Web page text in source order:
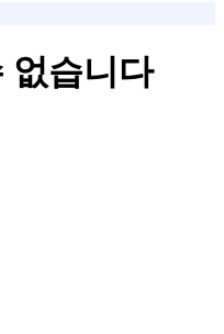
없습니다